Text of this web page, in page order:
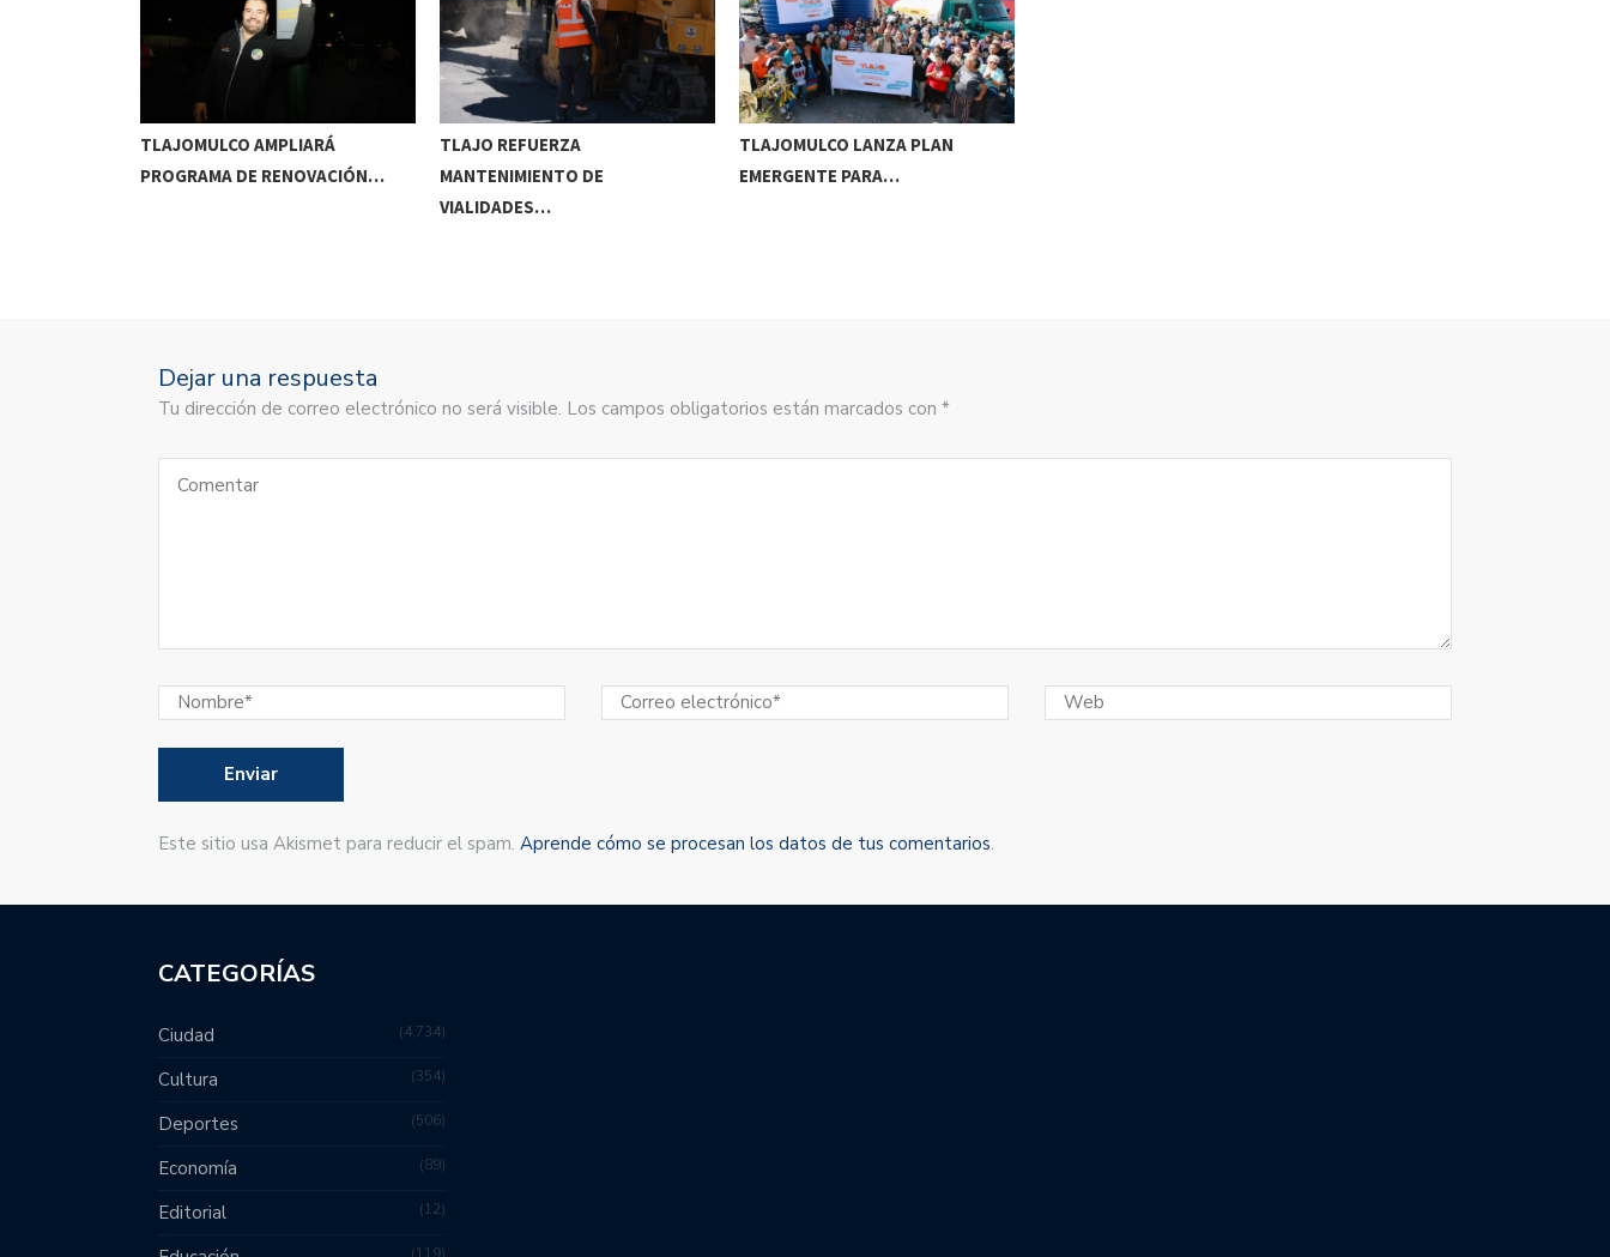
TLAJOMULCO AMPLIARÁ
PROGRAMA DE RENOVACIÓN…
TLAJO REFUERZA
MANTENIMIENTO DE
VIALIDADES…
TLAJOMULCO LANZA PLAN
EMERGENTE PARA…
Dejar una respuesta
Tu dirección de correo electrónico no será visible. Los campos obligatorios están marcados con *
Este sitio usa Akismet para reducir el spam. Aprende cómo se procesan los datos de tus comentarios.
CATEGORÍAS
Ciudad 4,734
Cultura 354
Deportes 506
Economía 89
Editorial 12
119